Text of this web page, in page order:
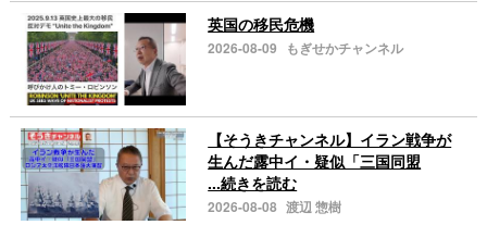
英国の移民危機
2026-08-09 もぎせかチャンネル
【そうきチャンネル】イラン戦争が
生んだ露中イ・疑似「三国同盟
...続きを読む
2026-08-08 渡辺 惣樹